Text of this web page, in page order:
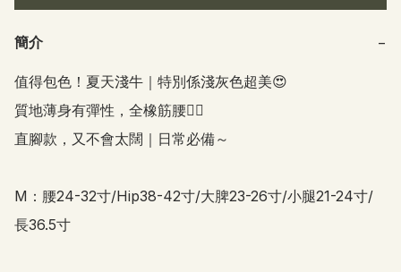
簡介 −
值得包色！夏天淺牛｜特別係淺灰色超美😍
質地薄身有彈性，全橡筋腰👍🏻
直腳款，又不會太闊｜日常必備～
M：腰24-32寸/Hip38-42寸/大脾23-26寸/小腿21-24寸/
長36.5寸